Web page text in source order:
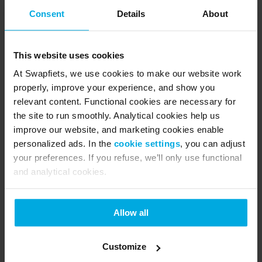
Consent Details About
This website uses cookies
At Swapfiets, we use cookies to make our website work
properly, improve your experience, and show you
relevant content. Functional cookies are necessary for
the site to run smoothly. Analytical cookies help us
improve our website, and marketing cookies enable
personalized ads. In the cookie settings, you can adjust
your preferences. If you refuse, we’ll only use functional
and analytical cookies.
Allow all
Customize
möglich auf den E-Bike-Trend aufsteigen kannst. Los
geht's!
Du hast schon ein Swapfiets-Fahrrad und willst auf
ein E-Bike umsteigen? Dann kontaktiere den
Swapdesk: +49 307 001 4500
Du willst mehr erfahren? Folge uns auf den sozialen
Medien, um die neuesten Updates, Aktionen und
Inspirationen zu erhalten.
About Swapfiets
leading micro mobility providers in Europe with